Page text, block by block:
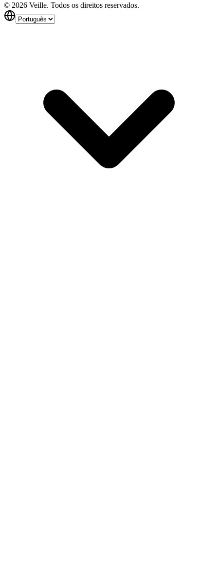
© 2026 Veille. Todos os direitos reservados.